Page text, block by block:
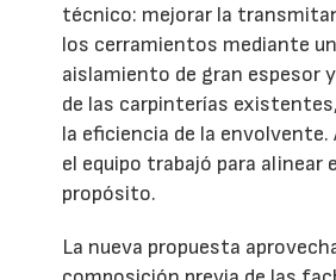
técnico: mejorar la
los cerramientos mediante
aislamiento de gran espesor
de las carpinterías
la eficiencia de la envolvente.
el equipo trabajó para alinear
propósito.
La nueva propuesta